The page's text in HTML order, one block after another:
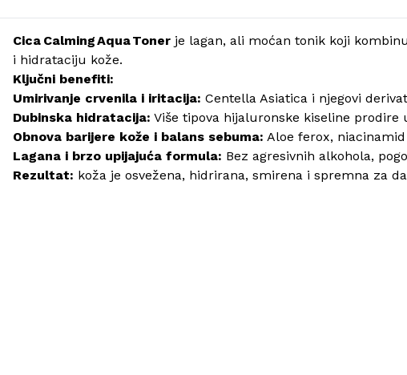
Cica Calming Aqua Toner je lagan, ali moćan tonik koji
i hidrataciju kože.
Ključni benefiti:
Umirivanje crvenila i iritacija: Centella Asiatica i njegovi
Dubinska hidratacija: Više tipova hijaluronske kiseline
Obnova barijere kože i balans sebuma: Aloe ferox,
Lagana i brzo upijajuća formula: Bez agresivnih alkohola,
Rezultat: koža je osvežena, hidrirana, smirena i spremna za